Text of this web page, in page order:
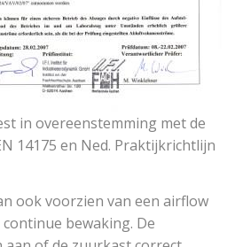
in overeenstemming met de
14175 en Ned. Praktijkrichtlijn
ook voorzien van een airflow
bewaking. De